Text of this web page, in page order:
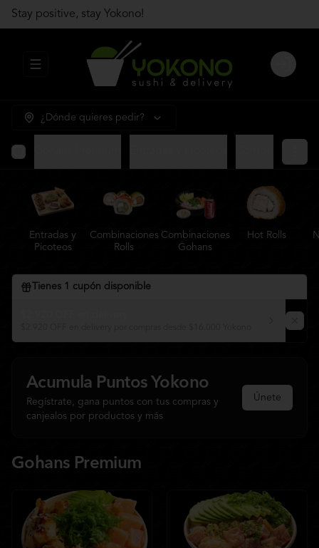
Stay positive, stay Yokono!
Abrir menu de navegación Login
¿Dónde quieres pedir?
Entradas y
Picoteos
Combinaciones
Rolls
Combinaciones
Gohans
Hot Rolls
Tienes 1 cupón disponible
Acumula Puntos Yokono
Regístrate, gana puntos con tus compras y
canjealos por productos y más
Únete
Gohans Premium